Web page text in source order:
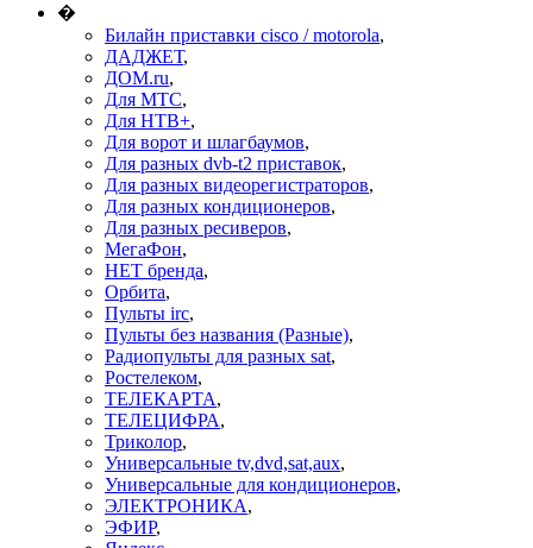
�
Билайн приставки cisco / motorola,
ДАДЖЕТ,
ДОМ.ru,
Для МТС,
Для НТВ+,
Для ворот и шлагбаумов,
Для разных dvb-t2 приставок,
Для разных видеорегистраторов,
Для разных кондиционеров,
Для разных ресиверов,
МегаФон,
НЕТ бренда,
Орбита,
Пульты irc,
Пульты без названия (Разные),
Радиопульты для разных sat,
Ростелеком,
ТЕЛЕКАРТА,
ТЕЛЕЦИФРА,
Триколор,
Универсальные tv,dvd,sat,aux,
Универсальные для кондиционеров,
ЭЛЕКТРОНИКА,
ЭФИР,